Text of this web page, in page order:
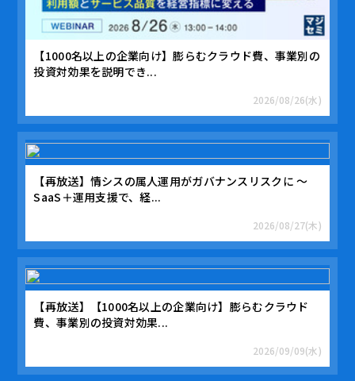
【1000名以上の企業向け】膨らむクラウド費、事業別の
投資対効果を説明でき...
2026/08/26(水)
【再放送】情シスの属人運用がガバナンスリスクに 〜
SaaS＋運用支援で、経...
2026/08/27(木)
【再放送】【1000名以上の企業向け】膨らむクラウド
費、事業別の投資対効果...
2026/09/09(水)